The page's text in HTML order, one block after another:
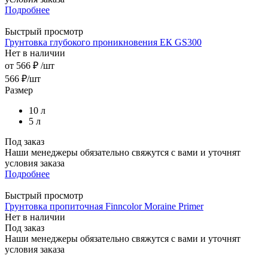
Подробнее
Быстрый просмотр
Грунтовка глубокого проникновения ЕК GS300
Нет в наличии
от 566 ₽ /шт
566 ₽/шт
Размер
10 л
5 л
Под заказ
Наши менеджеры обязательно свяжутся с вами и уточнят
условия заказа
Подробнее
Быстрый просмотр
Грунтовка пропиточная Finncolor Moraine Primer
Нет в наличии
Под заказ
Наши менеджеры обязательно свяжутся с вами и уточнят
условия заказа